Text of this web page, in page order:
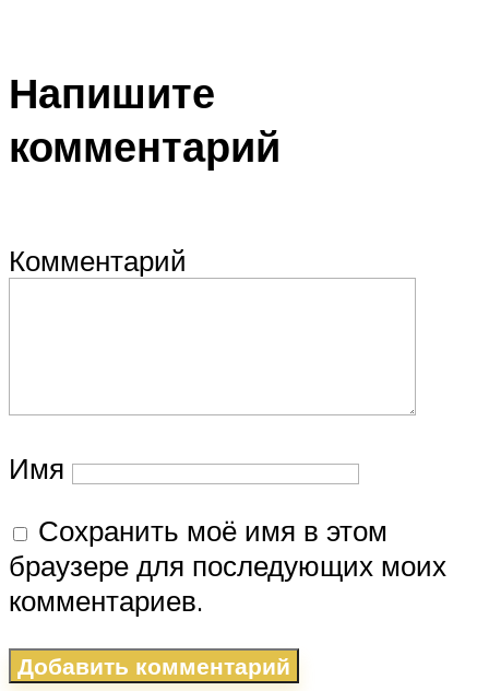
Напишите
комментарий
Комментарий
Имя
Сохранить моё имя в этом
браузере для последующих моих
комментариев.